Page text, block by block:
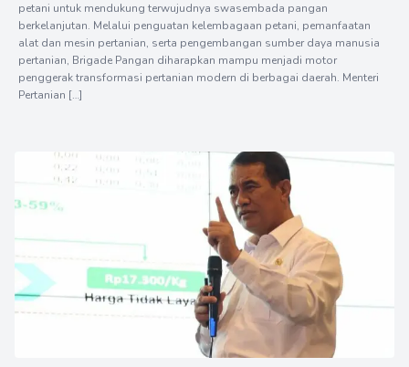
petani untuk mendukung terwujudnya swasembada pangan
berkelanjutan. Melalui penguatan kelembagaan petani, pemanfaatan
alat dan mesin pertanian, serta pengembangan sumber daya manusia
pertanian, Brigade Pangan diharapkan mampu menjadi motor
penggerak transformasi pertanian modern di berbagai daerah. Menteri
Pertanian […]